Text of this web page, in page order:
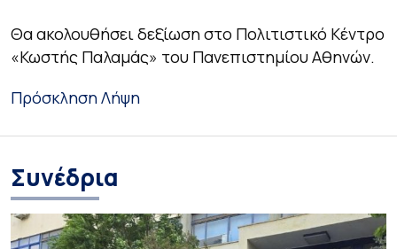
Θα ακολουθήσει δεξίωση στο Πολιτιστικό Κέντρο
«Κωστής Παλαμάς» του Πανεπιστημίου Αθηνών.
ΠρόσκλησηΛήψη
Συνέδρια